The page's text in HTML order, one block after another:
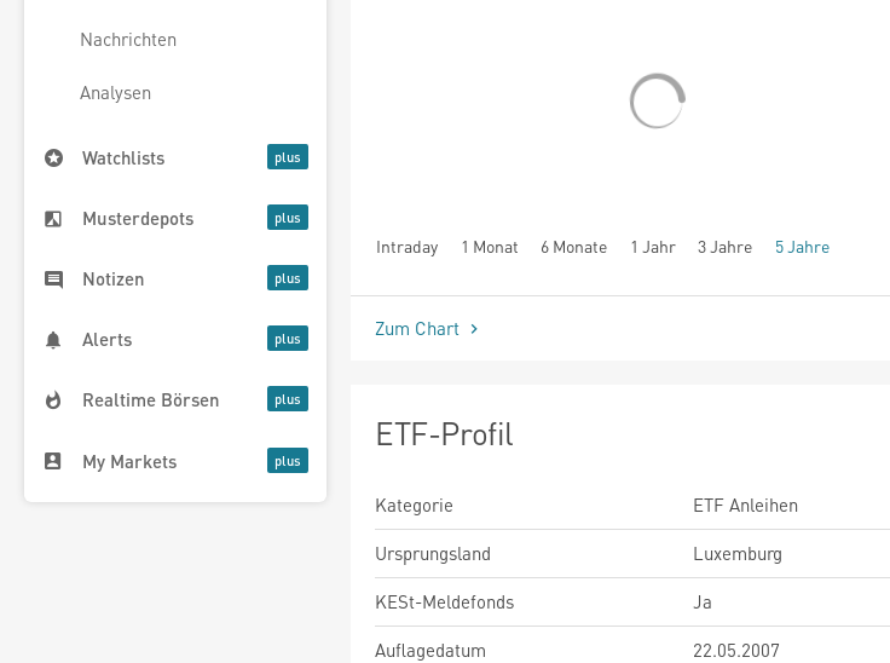
Nachrichten
Analysen
Watchlists
Musterdepots
Notizen
Alerts
Realtime Börsen
My Markets
Intraday 1 Monat 6 Monate 1 Jahr 3 Jahre 5 Jahre
seit Beginn
Zum Chart
ETF-Profil
Kategorie
ETF Anleihen
Ursprungsland
Luxemburg
KESt-Meldefonds
Ja
Auflagedatum
22.05.2007